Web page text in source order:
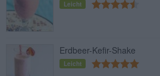
Leicht
Erdbeer-Kefir-Shake
Leicht